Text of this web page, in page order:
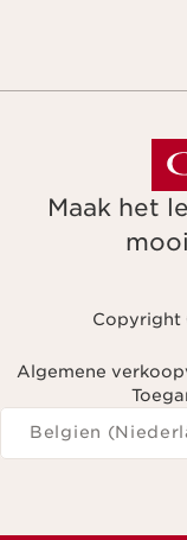
Maak het
Copyright
Algemene
Navigeren naar
Belgien